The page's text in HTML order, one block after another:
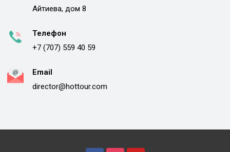
Айтиева, дом 8
Телефон
+7 (707) 559 40 59
Email
director@hottour.com